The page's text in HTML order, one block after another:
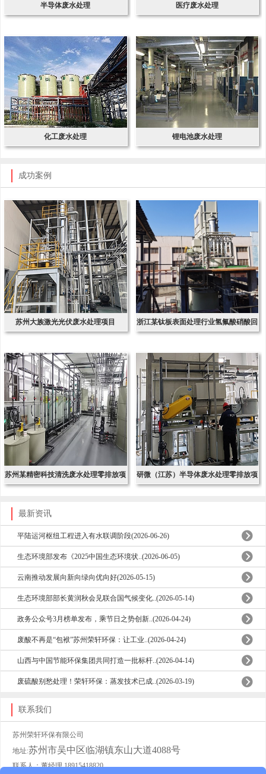
半导体废水处理 医疗废水处理
化工废水处理 锂电池废水处理
成功案例
苏州大族激光光伏废水处理项目 浙江某钛板表面处理行业氢氟酸硝酸回
苏州某精密科技清洗废水处理零排放项 研微（江苏）半导体废水处理零排放项
最新资讯
平陆运河枢纽工程进入有水联调阶段(2026-06-26)
生态环境部发布《2025中国生态环境状..(2026-06-05)
云南推动发展向新向绿向优向好(2026-05-15)
生态环境部部长黄润秋会见联合国气候变化..(2026-05-14)
政务公众号3月榜单发布，乘节日之势创新..(2026-04-24)
废酸不再是“包袱”苏州荣轩环保：让工业..(2026-04-24)
山西与中国节能环保集团共同打造一批标杆..(2026-04-14)
废硫酸别愁处理！荣轩环保：蒸发技术已成..(2026-03-19)
联系我们
苏州荣轩环保有限公司
地址:苏州市吴中区临湖镇东山大道4088号
联系人：董经理 18915418820